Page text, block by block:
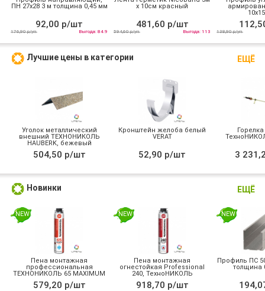
ПН 27х28 3 м толщина 0,45 мм
92,00 р/шт
176,90 р/уп Выгода: 84.9
х 10см красный
481,60 р/шт
594,60 р/уп Выгода: 113 138,90 р/уп
ЕЩЁ
Лучшие цены в категории
Уголок металлический
внешний ТЕХНОНИКОЛЬ
HAUBERK, бежевый
504,50 р/шт
Кронштейн желоба белый
VERAT
52,90 р/шт 3
ЕЩЁ
Новинки
NEW
Пена монтажная
профессиональная
ТЕХНОНИКОЛЬ 65 MAXIMUM
зимняя
579,20 р/шт
NEW
Пена монтажная
огнестойкая Professional
240, ТехноНИКОЛЬ
918,70 р/шт
NEW
Профиль ПС
толщина